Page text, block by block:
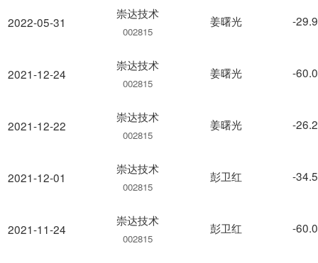
2022-05-31
2021-12-24
2021-12-22
2021-12-01
2021-11-24
崇达技术
002815
姜曙光 -
崇达技术
002815
姜曙光 -
崇达技术
002815
姜曙光 -
崇达技术
002815
彭卫红 -
崇达技术
002815
彭卫红 -